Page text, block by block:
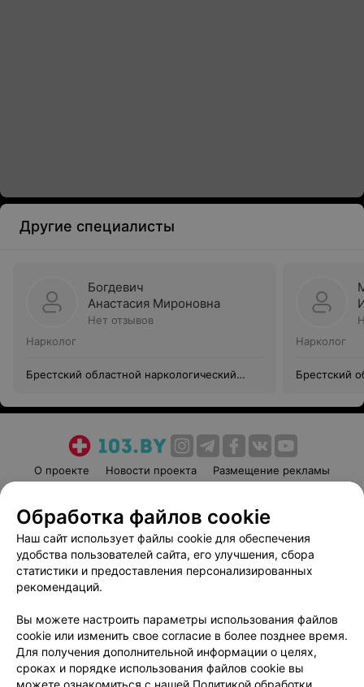
Другие специалисты
Богдевич
Анастасия Мироновна
Нет отзывов
Нарколог
Брестский областной наркологический
Нарколог
Брестский
О проекте Новости проекта
Размещение рекламы
Пользовательское соглашение
Способы оплаты
Вакансии
Партнеры
Написать руководителю 103.by
Обработка персональных данных
Обработка файлов cookie
Наш сайт использует файлы cookie для обеспечения
удобства пользователей сайта, его улучшения, сбора
статистики и предоставления персонализированных
рекомендаций.
Вы можете настроить параметры использования файлов
cookie или изменить свое согласие в более позднее время.
Для получения дополнительной информации о целях,
сроках и порядке использования файлов cookie вы
можете ознакомиться с нашей Политикой обработки